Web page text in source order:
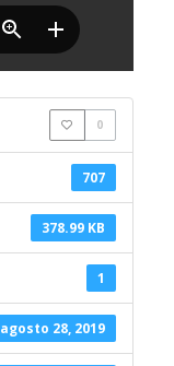
0
707
378.99 KB
1
agosto 28, 2019